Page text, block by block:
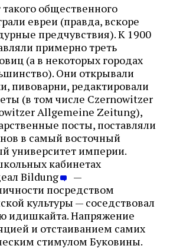
общественного
евреи (правда, вскоре
предчувствия). К 1900
примерно треть
(а в некоторых городах
Они открывали
пивоварни, редактировали
(в том числе Czernowitzer
Allgemeine Zeitung),
посты, поставляли
в самый восточный
университет империи.
кабинетах
Bildung
—
посредством
культуры — соседствовал
идишкайта. Напряжение
и отстаиванием самих
стимулом Буковины.